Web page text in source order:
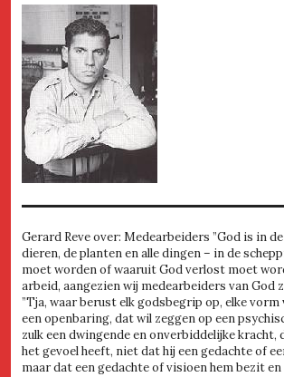
Gerard Reve over: Medearbeiders ”God is in
dieren, de planten en alle dingen – in de
moet worden of waaruit God verlost moet
arbeid, aangezien wij medearbeiders van God
”Tja, waar berust elk godsbegrip op, elke vorm
een openbaring, dat wil zeggen op een
zulk een dwingende en onverbiddelijke kracht,
het gevoel heeft, niet dat hij een gedachte of
maar dat een gedachte of visioen hem bezit en